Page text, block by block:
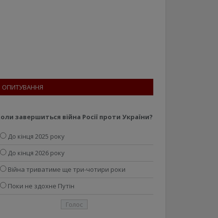
ОПИТУВАННЯ
завершиться війна Росії проти України?
До кінця 2025 року
До кінця 2026 року
Війна триватиме ще три-чотири роки
Поки не здохне Путін